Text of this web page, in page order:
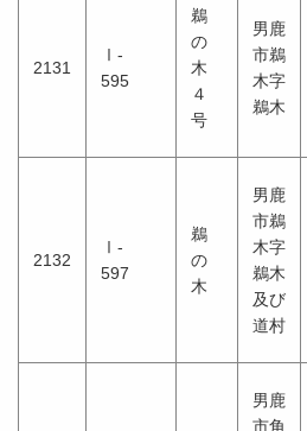
2131
Ⅰ-
595
鵜
の
木
４
号
男鹿
市鵜
木字
鵜木
2132
Ⅰ-
597
鵜
の
木
男鹿
市鵜
木字
鵜木
及び
道村
男鹿
市角